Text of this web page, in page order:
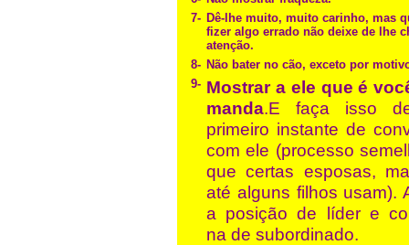
7- Dê-lhe muito, muito carinho, mas
fizer algo errado não deixe de lhe
atenção.
8- Não bater no cão, exceto por
9- Mostrar a ele que é
manda.E faça isso
primeiro instante de
com ele (processo
que certas esposas,
até alguns filhos usam).
a posição de líder e
na de subordinado.